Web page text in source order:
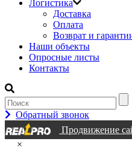
Логистика
Доставка
Оплата
Возврат и
Наши объекты
Опросные листы
Контакты
Обратный звонок
Продвижение
×